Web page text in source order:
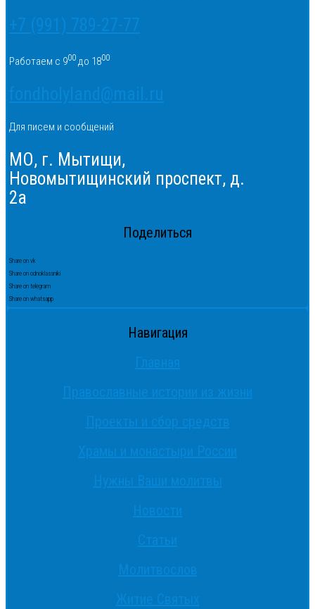
+7 (991) 789-27-77
Работаем с 900 до 1800
fondholyland@mail.ru
Для писем и сообщений
МО, г. Мытищи,
Новомытищинский проспект, д.
2а
Поделиться
Share on vk
Share on odnoklassniki
Share on telegram
Share on whatsapp
Навигация
Главная
Православные истории из жизни
Проекты и сбор средств
Храмы и монастыри России
Нужны Ваши молитвы
Новости
Статьи
Молитвослов
Житие Святых